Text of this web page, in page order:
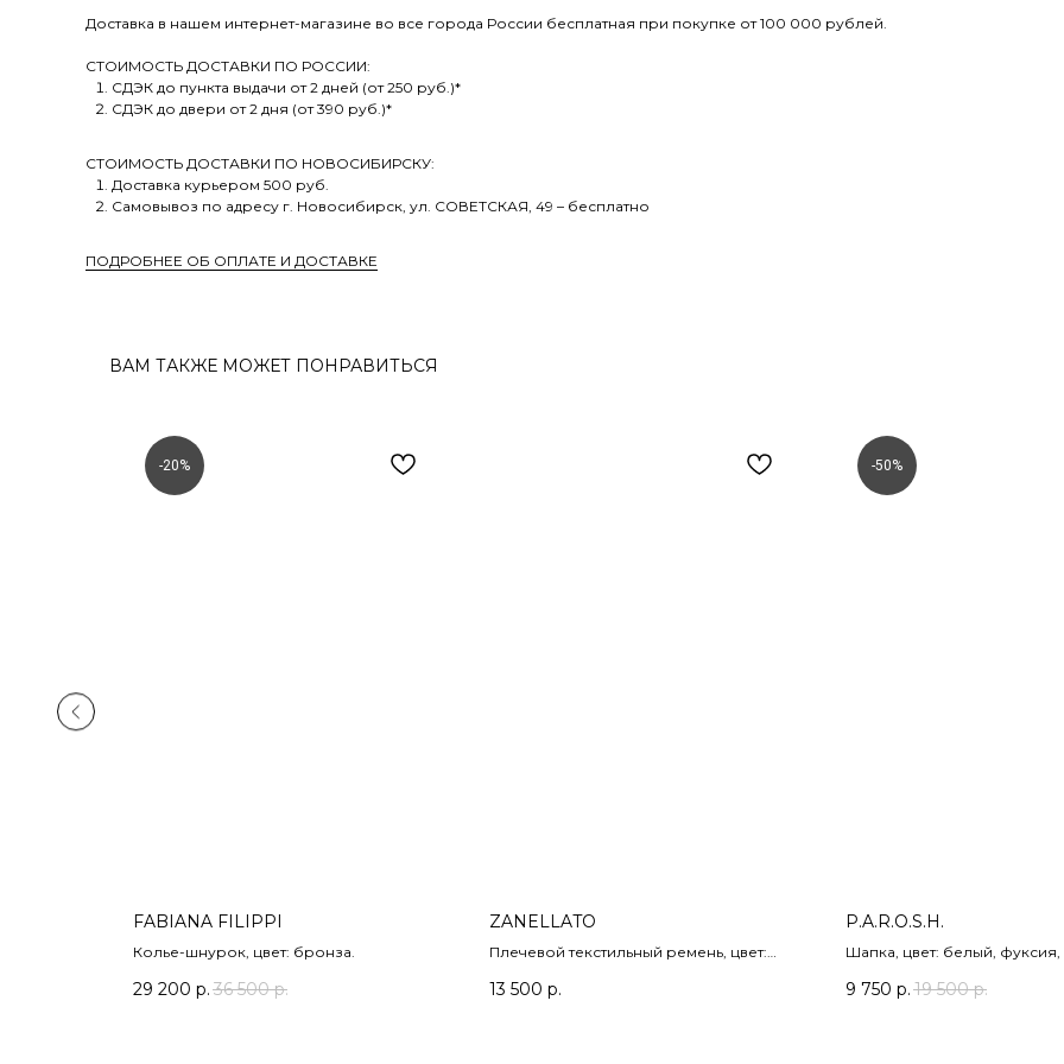
Доставка в нашем интернет-магазине во все города России бесплатная при покупке от 100 000 рублей.
СТОИМОСТЬ ДОСТАВКИ ПО РОССИИ:
СДЭК до пункта выдачи от 2 дней (от 250 руб.)*
СДЭК до двери от 2 дня (от 390 руб.)*
СТОИМОСТЬ ДОСТАВКИ ПО НОВОСИБИРСКУ:
Доставка курьером 500 руб.
Самовывоз по адресу г. Новосибирск, ул. СОВЕТСКАЯ, 49 – бесплатно
ПОДРОБНЕЕ ОБ ОПЛАТЕ И ДОСТАВКЕ
ВАМ ТАКЖЕ МОЖЕТ ПОНРАВИТЬСЯ
-20%
FABIANA FILIPPI
Колье-шнурок, цвет: бронза.
29 200 р. 36 500 р.
ZANELLATO
Плечевой текстильный ремень, цвет:
13 500 р.
-50%
P.A.R.O.S.H.
Шапка, цвет: белый, фуксия,
9 750 р. 19 500 р.